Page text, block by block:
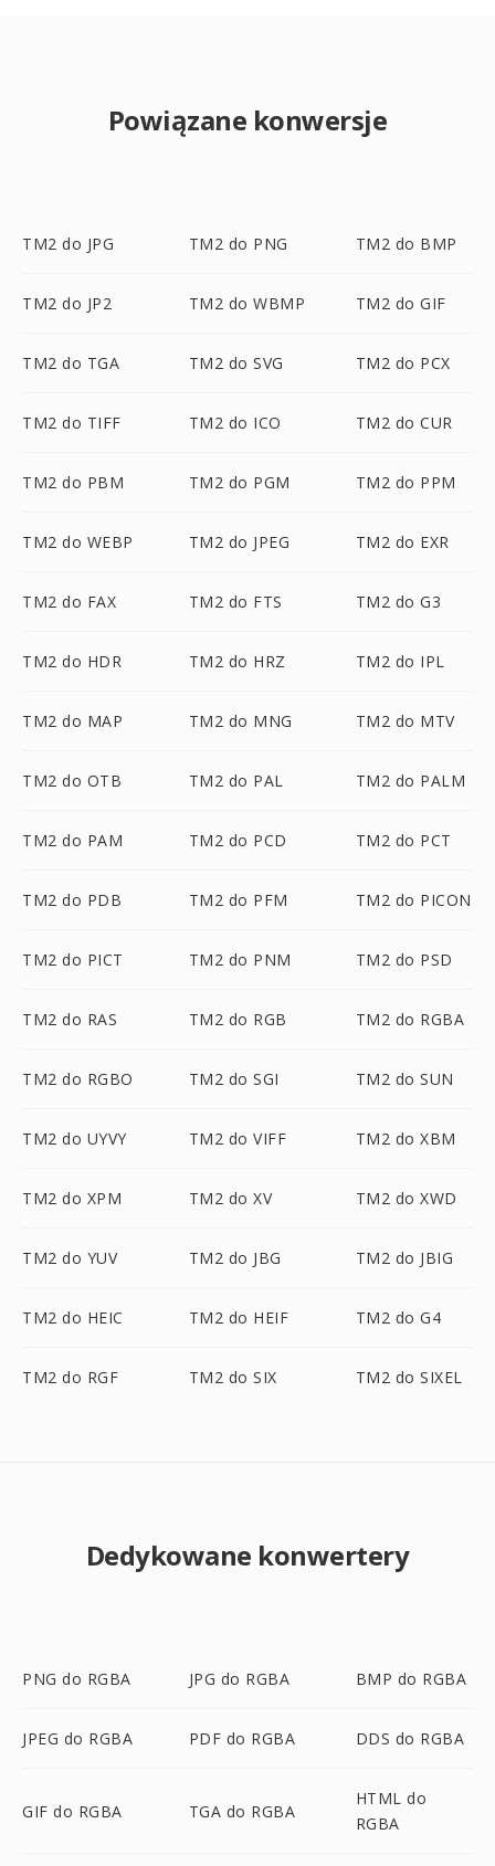
Powiązane konwersje
TM2 do JPG TM2 do PNG TM2 do BMP
TM2 do JP2 TM2 do WBMP TM2 do GIF
TM2 do TGA TM2 do SVG TM2 do PCX
TM2 do TIFF TM2 do ICO TM2 do CUR
TM2 do PBM TM2 do PGM TM2 do PPM
TM2 do WEBP TM2 do JPEG TM2 do EXR
TM2 do FAX TM2 do FTS TM2 do G3
TM2 do HDR TM2 do HRZ TM2 do IPL
TM2 do MAP TM2 do MNG TM2 do MTV
TM2 do OTB TM2 do PAL TM2 do PALM
TM2 do PAM TM2 do PCD TM2 do PCT
TM2 do PDB TM2 do PFM TM2 do PICON
TM2 do PICT TM2 do PNM TM2 do PSD
TM2 do RAS TM2 do RGB TM2 do RGBA
TM2 do RGBO TM2 do SGI TM2 do SUN
TM2 do UYVY TM2 do VIFF TM2 do XBM
TM2 do XPM TM2 do XV TM2 do XWD
TM2 do YUV TM2 do JBG TM2 do JBIG
TM2 do HEIC TM2 do HEIF TM2 do G4
TM2 do RGF TM2 do SIX TM2 do SIXEL
Dedykowane konwertery
PNG do RGBA JPG do RGBA BMP do RGBA
JPEG do RGBA PDF do RGBA DDS do RGBA
GIF do RGBA TGA do RGBA
HTML do
RGBA